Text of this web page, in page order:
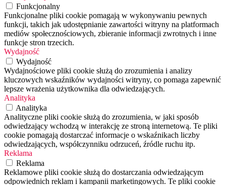
Funkcjonalny
Funkcjonalne pliki cookie pomagają w wykonywaniu pewnych
funkcji, takich jak udostępnianie zawartości witryny na platformach
mediów społecznościowych, zbieranie informacji zwrotnych i inne
funkcje stron trzecich.
Wydajność
Wydajność
Wydajnościowe pliki cookie służą do zrozumienia i analizy
kluczowych wskaźników wydajności witryny, co pomaga zapewnić
lepsze wrażenia użytkownika dla odwiedzających.
Analityka
Analityka
Analityczne pliki cookie służą do zrozumienia, w jaki sposób
odwiedzający wchodzą w interakcję ze stroną internetową. Te pliki
cookie pomagają dostarczać informacje o wskaźnikach liczby
odwiedzających, współczynniku odrzuceń, źródle ruchu itp.
Reklama
Reklama
Reklamowe pliki cookie służą do dostarczania odwiedzającym
odpowiednich reklam i kampanii marketingowych. Te pliki cookie